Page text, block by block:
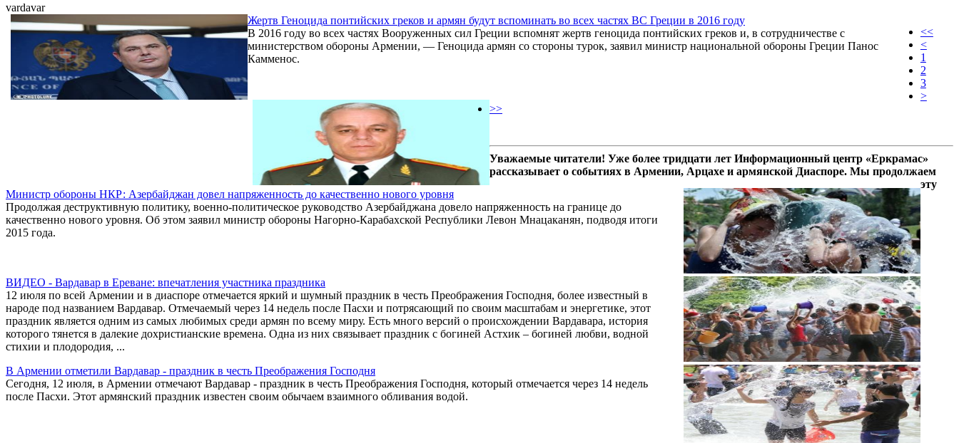
vardavar
Жертв Геноцида понтийских греков и армян будут вспоминать во всех частях ВС Греции в 2016 году
В 2016 году во всех частях Вооруженных сил Греции вспомнят жертв геноцида понтийских греков и, в сотрудничестве с
министерством обороны Армении, — Геноцида армян со стороны турок, заявил министр национальной обороны Греции Панос
Камменос.
Министр обороны НКР: Азербайджан довел напряженность до качественно нового уровня
Продолжая деструктивную политику, военно-политическое руководство Азербайджана довело напряженность на границе до
качественно нового уровня. Об этом заявил министр обороны Нагорно-Карабахской Республики Левон Мнацаканян, подводя итоги
2015 года.
ВИДЕО - Вардавар в Ереване: впечатления участника праздника
12 июля по всей Армении и в диаспоре отмечается яркий и шумный праздник в честь Преображения Господня, более известный в
народе под названием Вардавар. Отмечаемый через 14 недель после Пасхи и потрясающий по своим масштабам и энергетике, этот
праздник является одним из самых любимых среди армян по всему миру. Есть много версий о происхождении Вардавара, история
которого тянется в далекие дохристианские времена. Одна из них связывает праздник с богиней Астхик – богиней любви, водной
стихии и плодородия, ...
В Армении отметили Вардавар - праздник в честь Преображения Господня
Сегодня, 12 июля, в Армении отмечают Вардавар - праздник в честь Преображения Господня, который отмечается через 14 недель
после Пасхи. Этот армянский праздник известен своим обычаем взаимного обливания водой.
<<
<
1
2
3
>
>>
Уважаемые читатели! Уже более тридцати лет Информационный центр «Еркрамас»
рассказывает о событиях в Армении, Арцахе и армянской Диаспоре. Мы продолжаем
эту